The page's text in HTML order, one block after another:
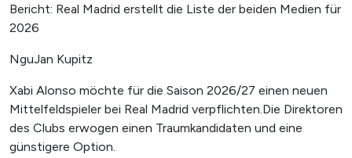
Bericht: Real Madrid erstellt die Liste der beiden Medien für
2026
NguJan Kupitz
Xabi Alonso möchte für die Saison 2026/27 einen neuen
Mittelfeldspieler bei Real Madrid verpflichten.Die Direktoren
des Clubs erwogen einen Traumkandidaten und eine
günstigere Option.